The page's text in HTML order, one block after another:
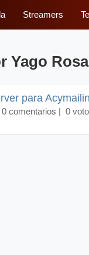
Streamers
Yago
para
0 comentarios | 0